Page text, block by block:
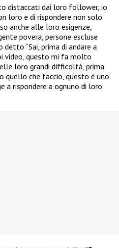
distaccati dai loro follower, io
loro e di rispondere non solo
anche alle loro esigenze,
povera, persone escluse
“Sai, prima di andare a
video, questo mi fa molto
loro grandi difficoltà, prima
quello che faccio, questo è uno
a rispondere a ognuno di loro